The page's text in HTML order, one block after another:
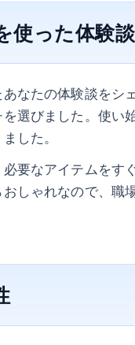
使った体験談
なたの体験談をシ
選びました。使い
した。
要なアイテムをす
しゃれなので、職